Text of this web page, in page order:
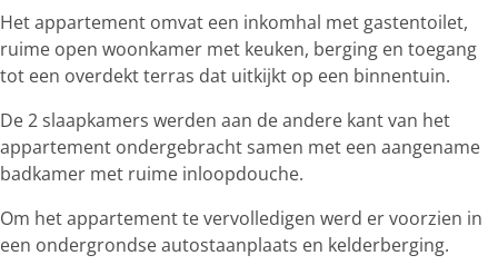
Het appartement omvat een inkomhal met gastentoilet,
ruime open woonkamer met keuken, berging en toegang
tot een overdekt terras dat uitkijkt op een binnentuin.
De 2 slaapkamers werden aan de andere kant van het
appartement ondergebracht samen met een aangename
badkamer met ruime inloopdouche.
Om het appartement te vervolledigen werd er voorzien in
een ondergrondse autostaanplaats en kelderberging.